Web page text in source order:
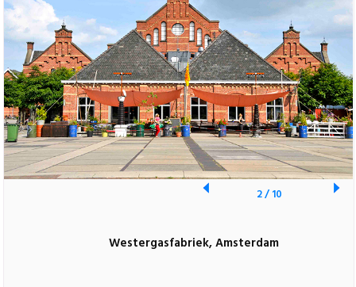
Westergasfabriek, Amsterdam
2/10